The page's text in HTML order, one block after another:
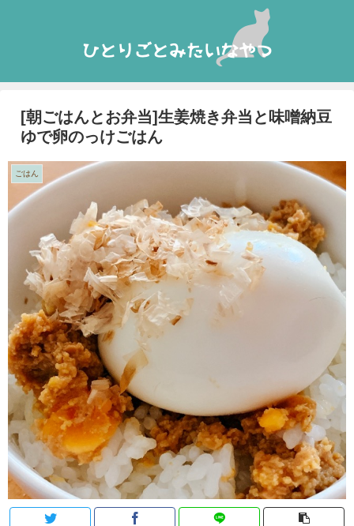
[朝ごはんとお弁当]生姜焼き弁当と味噌納豆
ゆで卵のっけごはん
ごはん